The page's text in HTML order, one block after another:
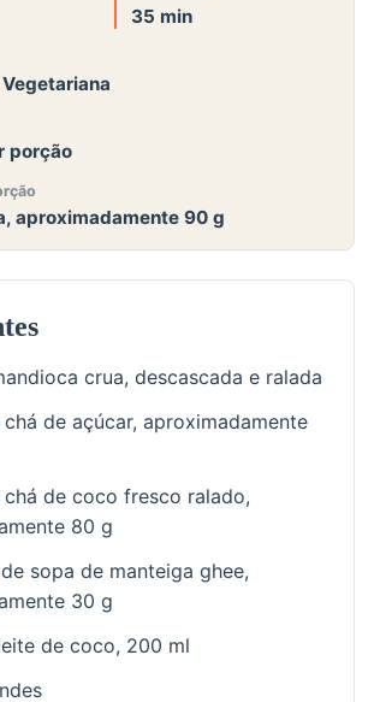
35 min
porção
aproximadamente 90 g
crua, descascada e ralada
chá de açúcar, aproximadamente
chá de coco fresco ralado,
80 g
sopa de manteiga ghee,
30 g
de coco, 200 ml